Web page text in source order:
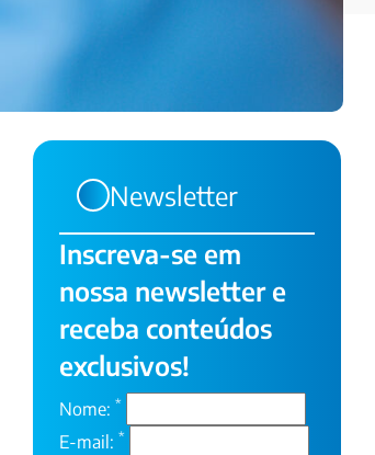
Newsletter
Inscreva-se em
nossa newsletter e
receba conteúdos
exclusivos!
Nome: *
E-mail: *